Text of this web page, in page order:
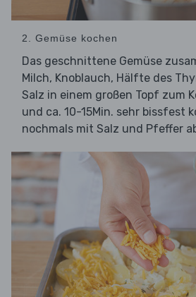
2. Gemüse kochen
Das geschnittene Gemüse
Milch, Knoblauch, Hälfte des
Salz in einem großen Topf zum
und ca. 10-15Min. sehr bissfest
nochmals mit Salz und Pfeffer